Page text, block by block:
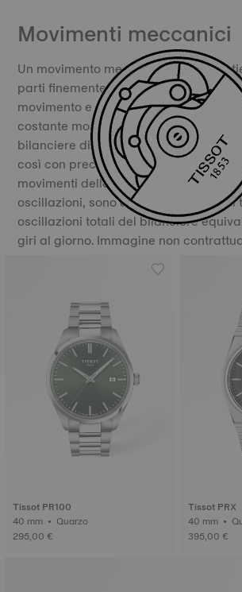
Movimenti meccanici
Un movimento meccanico Tissot
parti finemente realizzate. Il
movimento e ne garantisce la
costante movimento, il bilanciere e la
bilanciere dividono il tempo in parti
così con precisione il movimento del
movimenti della spirale del
oscillazioni, sono ciò che fa “vivere” il
oscillazioni totali del bilanciere
giri al giorno. Immagine non
Tissot PR100
40 mm • Quarzo
295,00 €
Tissot PRX
40
395,00 €